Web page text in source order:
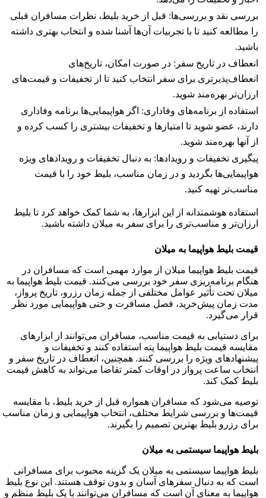
بررسی نقد و بررسی‌ها: قبل از خرید بلیط، نظرات مسافران قبلی
را مطالعه کنید تا با تجربیات آن‌ها آشنا شده و انتخاب بهتری داشته
باشید.
انعطاف در تاریخ سفر: در صورت امکان، تاریخ‌های
انعطاف‌پذیرتری برای سفر انتخاب کنید تا از تخفیفات و قیمت‌های
ارزان‌تر بهره‌مند شوید.
استفاده از برنامه‌های وفاداری: اگر هواپیمایی‌ها برنامه وفاداری
دارند، عضو شوید تا امتیازها و تخفیفات بیشتری را کسب کرده و
از آنها بهره‌مند شوید.
پیگیری تخفیفات و رویدادها: به دنبال تخفیفات و رویدادهای ویژه
هواپیمایی‌ها بگردید و در زمان مناسب، بلیط خود را با قیمت
مناسب‌تر تهیه کنید.
استفاده هوشمندانه از این ابزارها، به شما کمک خواهد کرد تا بلیط
ارزان‌تر و مناسب‌تری را برای سفر به میلان داشته باشید.
قیمت بلیط هواپیما به میلان
قیمت بلیط هواپیما میلان از موارد مهمی است که مسافران در
هنگام برنامه‌ریزی سفر خود بررسی می‌کنند. قیمت بلیط هواپیما به
میلان تحت تأثیر عوامل مختلفی از جمله زمان رزرو، تاریخ پرواز،
مدت زمان پیش‌خرید، فصل مسافرت و حتی هواپیمایی مورد نظر
قرار می‌گیرد.
برای دستیابی به قیمت مناسب، مسافران می‌توانند از ابزارهای
مقایسه قیمت بلیط هواپیما پته استفاده کنند و تخفیفات و
پیشنهادهای ویژه را بررسی کنند. همچنین، انعطاف در تاریخ سفر و
انتخاب ساعت پرواز در اوقات کمتر تقاضا می‌تواند به کاهش قیمت
بلیط کمک کند.
توصیه می‌شود که مسافران همواره قبل از خرید بلیط، با مقایسه
قیمت‌ها و بررسی شرایط مختلف، انتخاب هواپیمایی و زمان مناسب
برای رزرو بلیط بهترین تصمیم را بگیرند.
بلیط هواپیما سیستمی به میلان
بلیط هواپیما سیستمی به میلان یک گزینه محبوب برای مسافرانی
است که به دنبال سفرهای آسان و بدون توقف هستند. این نوع بلیط
هواپیما به معنای آن است که مسافران می‌توانند با یک بلیط منظم و